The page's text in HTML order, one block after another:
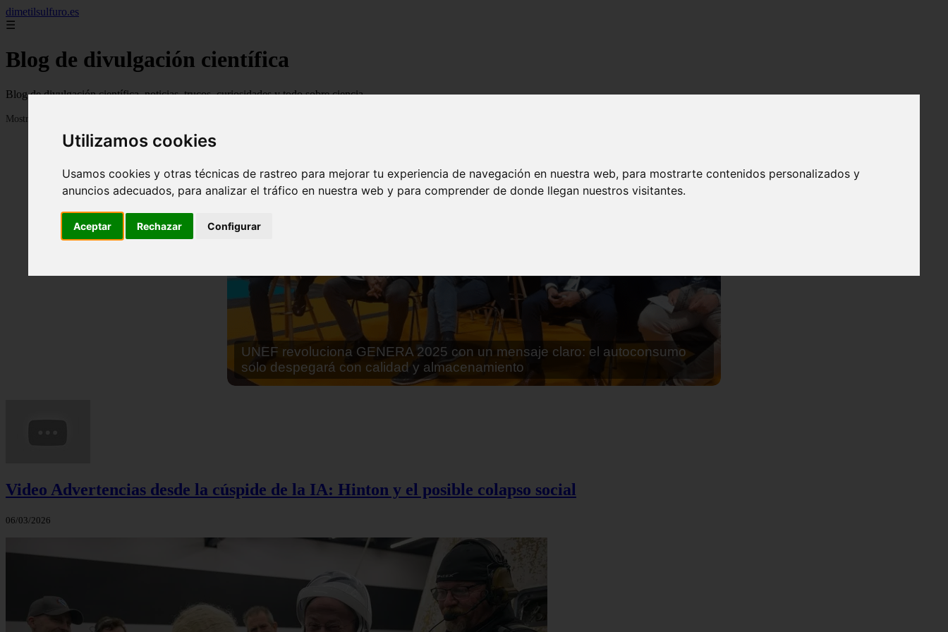
Utilizamos cookies
Usamos cookies y otras técnicas de rastreo para mejorar tu experiencia de navegación en nuestra web, para mostrarte contenidos personalizados y
anuncios adecuados, para analizar el tráfico en nuestra web y para comprender de donde llegan nuestros visitantes.
Aceptar Rechazar Configurar
dimetilsulfuro.es
☰
Blog de divulgación científica
Blog de divulgación científica, noticias, trucos, curiosidades y todo sobre ciencia
Mostrando 1 - 24 de 907 artículos
En África harán lo que parecía imposible: Utilizarán moléculas de agua para
cocinar sus alimentos
Video Advertencias desde la cúspide de la IA: Hinton y el posible colapso social
06/03/2026